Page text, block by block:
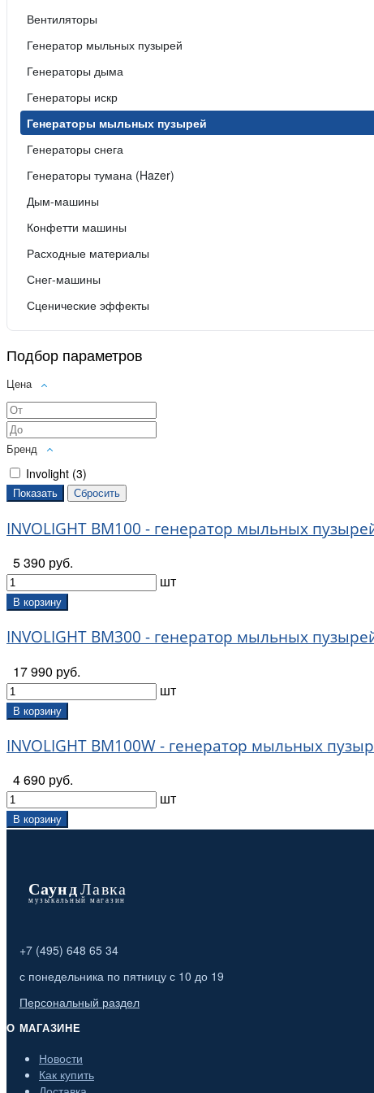
Вентиляторы
Генератор мыльных пузырей
Генераторы дыма
Генераторы искр
Генераторы мыльных пузырей
Генераторы снега
Генераторы тумана (Hazer)
Дым-машины
Конфетти машины
Расходные материалы
Снег-машины
Сценические эффекты
Подбор параметров
Цена
Бренд
Involight (3)
INVOLIGHT BM100 - генератор мыльных
5 390 руб.
шт
В корзину
INVOLIGHT BM300 - генератор мыльных
17 990 руб.
шт
В корзину
INVOLIGHT BM100W - генератор мыльных
4 690 руб.
шт
В корзину
+7 (495) 648 65 34
с понедельника по пятницу с 10 до 19
Персональный раздел
О МАГАЗИНЕ
Новости
Как купить